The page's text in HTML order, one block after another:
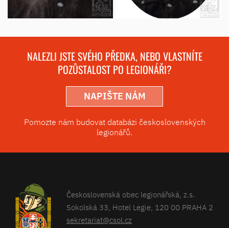
NALEZLI JSTE SVÉHO PŘEDKA, NEBO VLASTNÍTE
POZŮSTALOST PO LEGIONÁŘI?
NAPIŠTE NÁM
Pomozte nám budovat databázi československých
legionářů.
Československá obec legionářská, z.s.
Sokolská 33, Hotel Legie, 120 00 PRAHA 2
sekretariat@csol.cz